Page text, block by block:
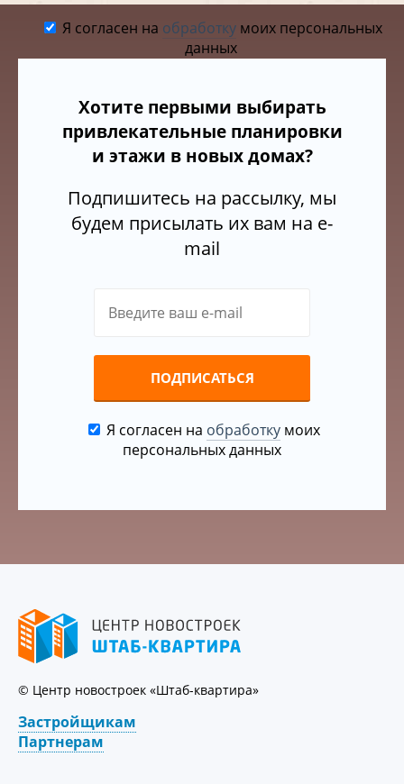
Я согласен на обработкумоих персональных
данных
Хотите первыми выбирать
привлекательные планировки
и этажи в новых домах?
Подпишитесь на рассылку, мы
будем присылать их вам на e-
mail
ПОДПИСАТЬСЯ
Я согласен на обработкумоих
персональных данных
© Центр новостроек «Штаб-квартира»
Застройщикам
Партнерам